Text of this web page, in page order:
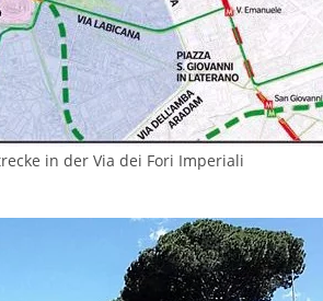
in der Via dei Fori Imperiali